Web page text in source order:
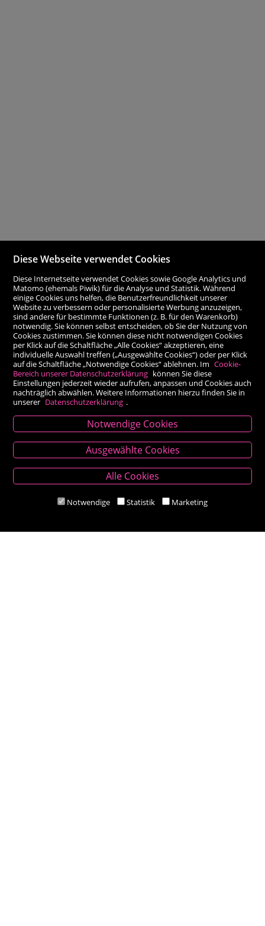
Kontakt
Besold Buch-Papier
Hauptplatz 14, 9300 St. Veit an der Glan
M:bestellung@besold.at
Diese Webseite verwendet Cookies
Diese Internetseite verwendet Cookies sowie Google Analytics und
Matomo (ehemals Piwik) für die Analyse und Statistik. Während
einige Cookies uns helfen, die Benutzerfreundlichkeit unserer
Website zu verbessern oder personalisierte Werbung anzuzeigen,
sind andere für bestimmte Funktionen (z. B. für den Warenkorb)
notwendig. Sie können selbst entscheiden, ob Sie der Nutzung von
Cookies zustimmen. Sie können diese nicht notwendigen Cookies
per Klick auf die Schaltfläche „Alle Cookies“ akzeptieren, eine
individuelle Auswahl treffen („Ausgewählte Cookies“) oder per Klick
auf die Schaltfläche „Notwendige Cookies“ ablehnen. Im Cookie-
Bereich unserer Datenschutzerklärung können Sie diese
Einstellungen jederzeit wieder aufrufen, anpassen und Cookies auch
nachträglich abwählen. Weitere Informationen hierzu finden Sie in
unserer Datenschutzerklärung .
Notwendige Cookies
Ausgewählte Cookies
Alle Cookies
Notwendige Statistik Marketing